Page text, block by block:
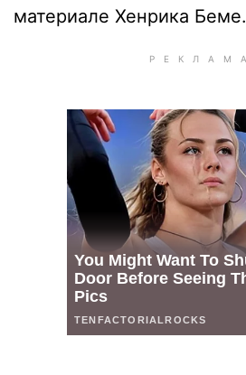
материале Хенрика Беме.